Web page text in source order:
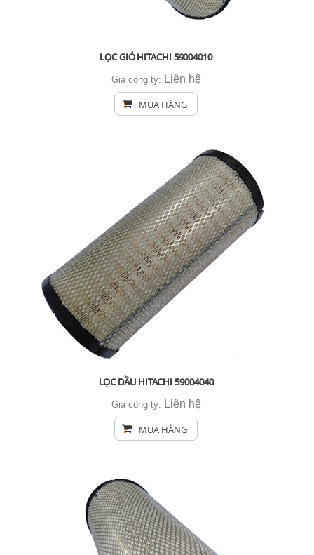
LỌC GIÓ HITACHI 59004010
Giá công ty: Liên hệ
MUA HÀNG
LỌC DẦU HITACHI 59004040
Giá công ty: Liên hệ
MUA HÀNG